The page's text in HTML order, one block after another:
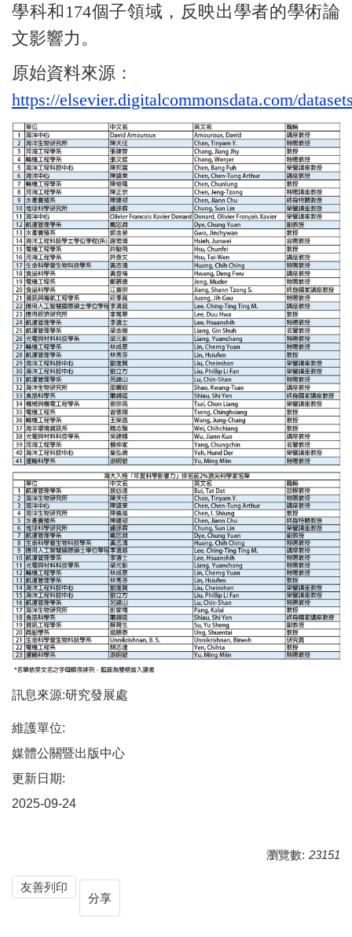
學科和174個子領域，反映出學者的學術論
文影響力。
原始資料來源：
https://elsevier.digitalcommonsdata.com/
訊息來源:研究發展處
維護單位:
媒體公關暨出版中心
更新日期:
2025-09-24
瀏覽數: 23151
友善列印
分享